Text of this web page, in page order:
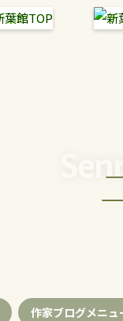
作家ブログメニュ